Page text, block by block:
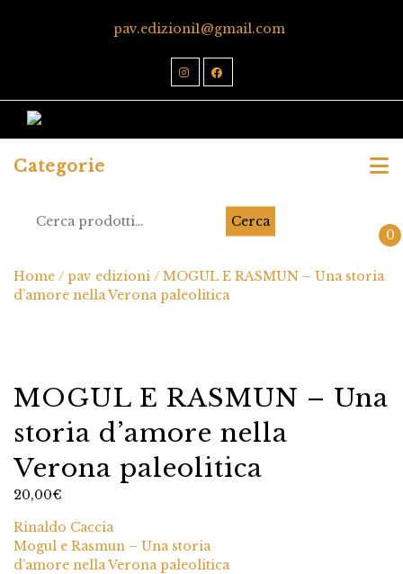
pav.edizioni1@gmail.com
Categorie
Cerca
0
Home / pav edizioni / MOGUL E RASMUN – Una storia
d’amore nella Verona paleolitica
MOGUL E RASMUN – Una
storia d’amore nella
Verona paleolitica
20,00€
Rinaldo Caccia
Mogul e Rasmun – Una storia
d’amore nella Verona paleolitica